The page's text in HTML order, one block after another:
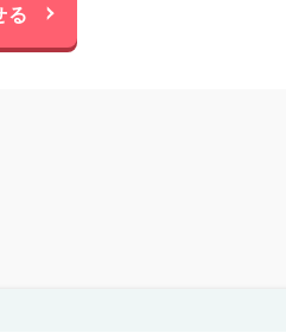
る